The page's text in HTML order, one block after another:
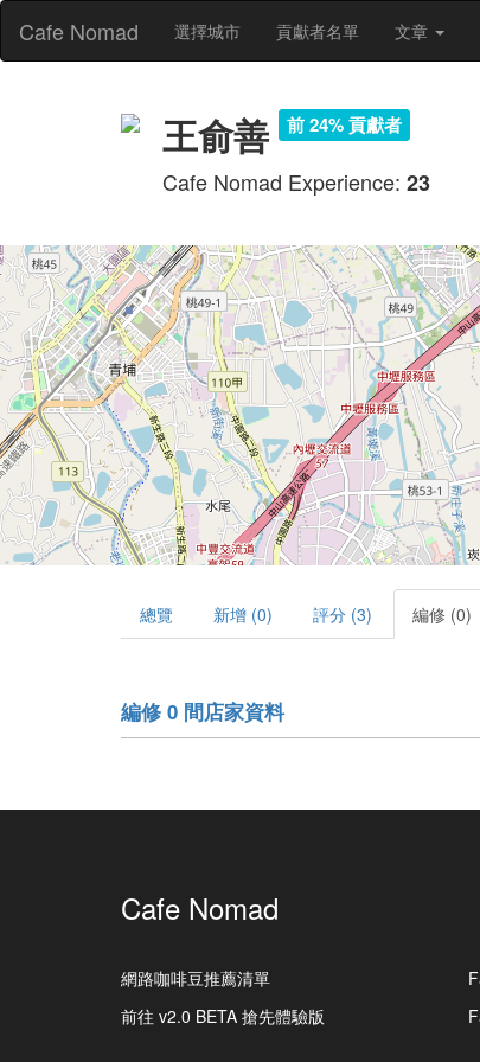
Cafe Nomad 選擇城市 貢獻者名單 文章
王俞善 前 24% 貢獻者
Cafe Nomad Experience: 23
總覽 新增 (0) 評分 (3) 編修 (0)
編修 0 間店家資料
Cafe Nomad
網路咖啡豆推薦清單
前往 v2.0 BETA 搶先體驗版